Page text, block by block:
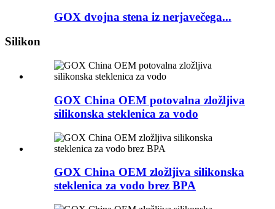
GOX dvojna stena iz nerjavečega...
Silikon
GOX China OEM potovalna zložljiva
silikonska steklenica za vodo
GOX China OEM zložljiva silikonska
steklenica za vodo brez BPA